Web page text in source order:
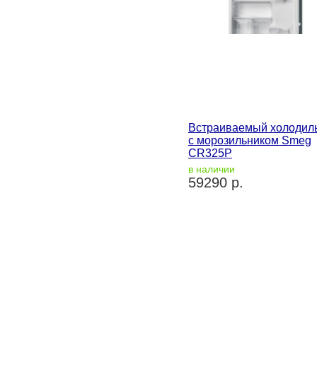
Встраиваемый
с морозильником Smeg
CR325P
в наличии
59290 р.